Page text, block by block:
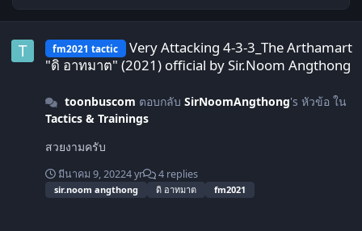
fm2021 tactic
Very Attacking 4-3-3_The Arthamart
"ดิ อาทมาต" (2021) official by Sir.Noom Angthong
toonbuscom ตอบกลับ SirNoomAngthong's หัวข้อ ใน
Tactics & Trainings
สวยงามครับ
มีนาคม 9, 20224 yr 4 replies
sir.noom angthong ดิ อาทมาต fm2021